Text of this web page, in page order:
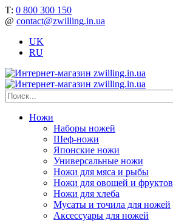
Т: 0 800 300 150
@ contact@zwilling.in.ua
UK
RU
Ножи
Наборы ножей
Шеф-ножи
Японские ножи
Универсальные ножи
Ножи для мяса и рыбы
Ножи для овощей и фруктов
Ножи для хлеба
Мусаты и точила для ножей
Аксессуары для ножей